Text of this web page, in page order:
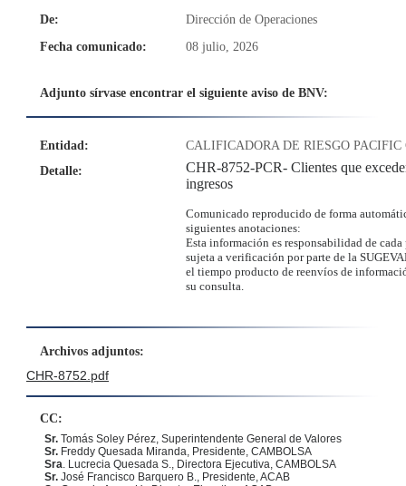
De:
Dirección de Operaciones
Fecha comunicado:
08 julio, 2026
Adjunto sírvase encontrar el siguiente aviso de BNV:
Entidad:
CALIFICADORA DE RIESGO
Detalle:
CHR-8752-PCR- Clientes que
ingresos
Comunicado reproducido de forma
siguientes anotaciones:
Esta información es responsabilidad de
sujeta a verificación por parte de la
el tiempo producto de reenvíos de
su consulta.
Archivos adjuntos:
CHR-8752.pdf
CC:
Sr. Tomás Soley Pérez, Superintendente General de Valores
Sr. Freddy Quesada Miranda, Presidente, CAMBOLSA
Sra. Lucrecia Quesada S., Directora Ejecutiva, CAMBOLSA
Sr. José Francisco Barquero B., Presidente, ACAB